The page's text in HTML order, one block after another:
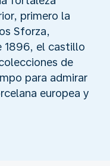
primero la
Sforza,
1896, el castillo
de
para admirar
europea y